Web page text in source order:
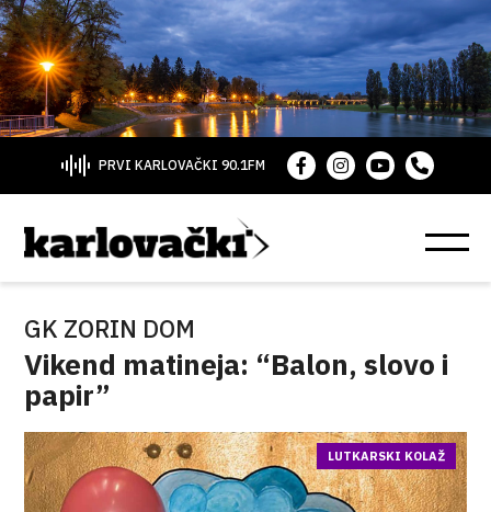
PRVI KARLOVAČKI 90.1FM
GK ZORIN DOM
Vikend matineja: “Balon, slovo i
papir”
LUTKARSKI KOLAŽ